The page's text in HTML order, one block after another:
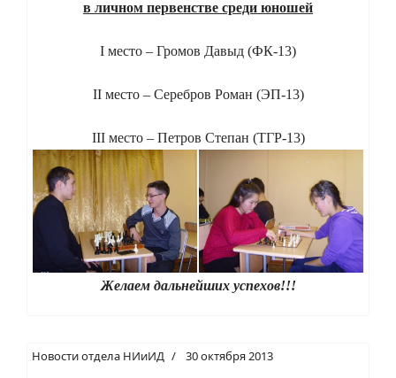
в личном первенстве среди юношей
I место – Громов Давыд (ФК-13)
II место – Серебров Роман (ЭП-13)
III место – Петров Степан (ТГР-13)
Желаем дальнейших успехов!!!
Новости отдела НИиИД 30 октября 2013